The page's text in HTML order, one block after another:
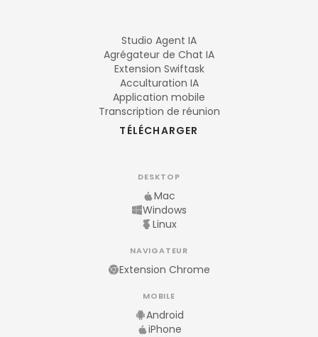
Studio Agent IA
Agrégateur de Chat IA
Extension Swiftask
Acculturation IA
Application mobile
Transcription de réunion
TÉLÉCHARGER
DESKTOP
Mac
Windows
Linux
NAVIGATEUR
Extension Chrome
MOBILE
Android
iPhone